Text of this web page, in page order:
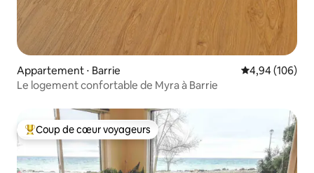
Appartement ⋅ Barrie Évaluation
4,94 (106)
Le logement confortable de Myra à Barrie
Coups de cœur voyageurs les plus appréciés
Coup de cœur voyageurs